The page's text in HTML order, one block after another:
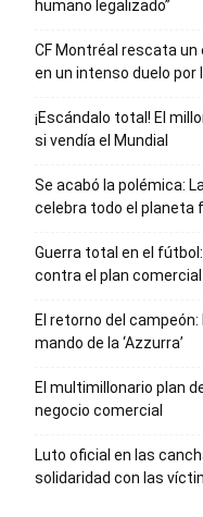
humano legalizado”
CF Montréal rescata un
en un intenso duelo por
¡Escándalo total! El
si vendía el Mundial
Se acabó la polémica:
celebra todo el planeta
Guerra total en el
contra el plan
El retorno del
mando de la ‘Azzurra’
El multimillonario plan
negocio comercial
Luto oficial en las
solidaridad con las